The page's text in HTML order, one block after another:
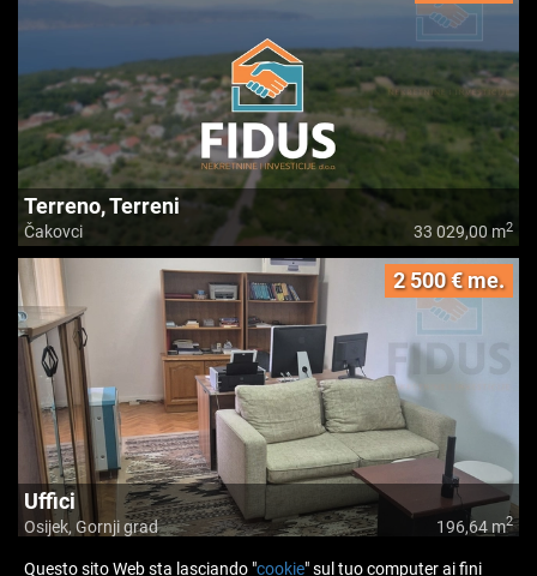
Terreno, Terreni
Čakovci 33 029,00 m2
2 500 € me.
Uffici
Osijek, Gornji grad 196,64 m2
Questo sito Web sta lasciando "cookie" sul tuo computer ai fini